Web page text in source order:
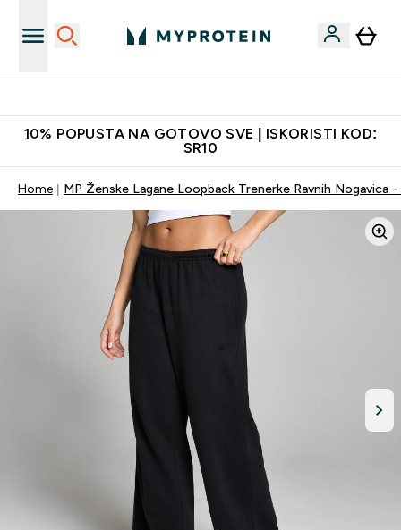
10% POPUSTA NA GOTOVO SVE | ISKORISTI KOD:
SR10
Home MP Ženske Lagane Loopback Trenerke Ravnih Nogavica -